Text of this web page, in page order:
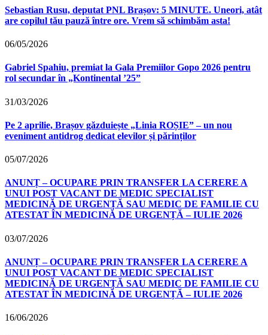
Sebastian Rusu, deputat PNL Brașov: 5 MINUTE. Uneori, atât
are copilul tău pauză între ore. Vrem să schimbăm asta!
06/05/2026
Gabriel Spahiu, premiat la Gala Premiilor Gopo 2026 pentru
rol secundar în „Kontinental ’25”
31/03/2026
Pe 2 aprilie, Brașov găzduiește „Linia ROȘIE” – un nou
eveniment antidrog dedicat elevilor și părinților
05/07/2026
ANUNȚ – OCUPARE PRIN TRANSFER LA CERERE A
UNUI POST VACANT DE MEDIC SPECIALIST
MEDICINĂ DE URGENȚĂ SAU MEDIC DE FAMILIE CU
ATESTAT ÎN MEDICINĂ DE URGENȚĂ – IULIE 2026
03/07/2026
ANUNȚ – OCUPARE PRIN TRANSFER LA CERERE A
UNUI POST VACANT DE MEDIC SPECIALIST
MEDICINĂ DE URGENȚĂ SAU MEDIC DE FAMILIE CU
ATESTAT ÎN MEDICINĂ DE URGENȚĂ – IULIE 2026
16/06/2026